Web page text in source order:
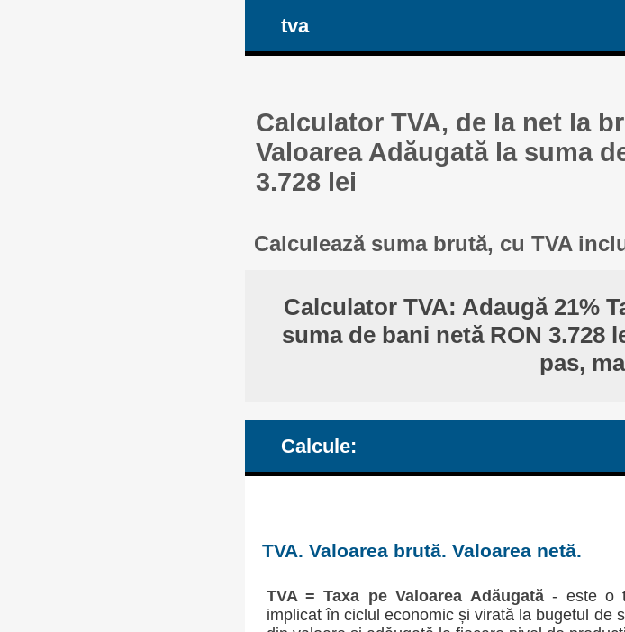
tva
Calculator TVA, de la net la
Valoarea Adăugată la suma
3.728 lei
Calculează suma brută, cu TVA
Calculator TVA: Adaugă 21%
suma de bani netă RON 3.728
pas,
Calcule:
TVA. Valoarea brută. Valoarea netă.
TVA = Taxa pe Valoarea Adăugată- este o
implicat în ciclul economic și virată la bugetul de